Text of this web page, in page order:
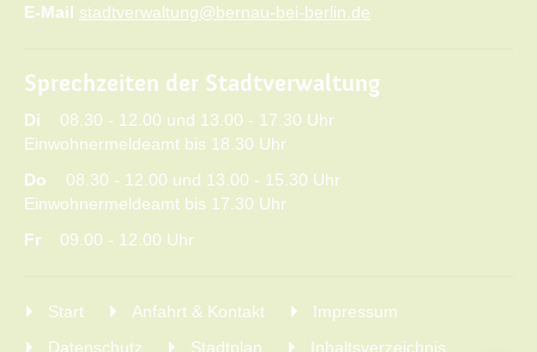
E-Mail stadtverwaltung@bernau-bei-berlin.de
Sprechzeiten der Stadtverwaltung
Di 08.30 - 12.00 und 13.00 - 17.30 Uhr
Einwohnermeldeamt bis 18.30 Uhr
Do 08.30 - 12.00 und 13.00 - 15.30 Uhr
Einwohnermeldeamt bis 17.30 Uhr
Fr 09.00 - 12.00 Uhr
Start Anfahrt & Kontakt
Impressum
Datenschutz
Stadtplan Inhaltsverzeichnis